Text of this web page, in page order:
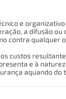
e
a difusão ou
contra qualquer
custos
e à
aquando do